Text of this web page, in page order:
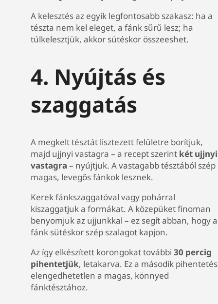
A kelesztés az egyik legfontosabb szakasz: ha a
tészta nem kel eleget, a fánk sűrű lesz; ha
túlkelesztjük, akkor sütéskor összeeshet.
4. Nyújtás és
szaggatás
A megkelt tésztát lisztezett felületre borítjuk,
majd ujjnyi vastagra – a recept szerint két ujjnyi
vastagra – nyújtjuk. A vastagabb tésztából szép
magas, levegős fánkok lesznek.
Kerek fánkszaggatóval vagy pohárral
kiszaggatjuk a formákat. A közepüket finoman
benyomjuk az ujjunkkal – ez segít abban, hogy a
fánk sütéskor szép szalagot kapjon.
Az így elkészített korongokat további30 percig
pihentetjük, letakarva. Ez a második pihentetés
elengedhetetlen a magas, könnyed
fánktésztához.